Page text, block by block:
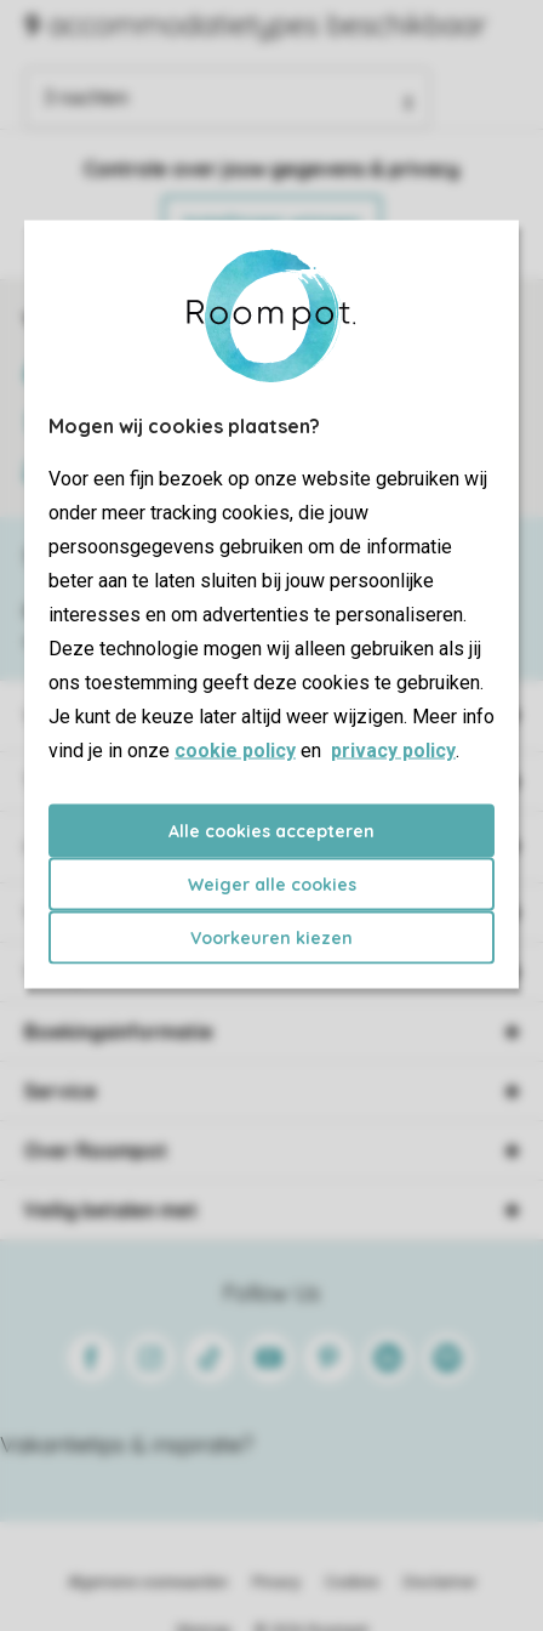
Mogen wij cookies plaatsen?
Voor een fijn bezoek op onze website gebruiken wij
onder meer tracking cookies, die jouw
persoonsgegevens gebruiken om de informatie
beter aan te laten sluiten bij jouw persoonlijke
interesses en om advertenties te personaliseren.
Deze technologie mogen wij alleen gebruiken als jij
ons toestemming geeft deze cookies te gebruiken.
Je kunt de keuze later altijd weer wijzigen. Meer info
vind je in onze cookie policy en privacy policy.
Alle cookies accepteren
Weiger alle cookies
Voorkeuren kiezen
Controle over jouw gegevens & privacy
Instellingen wijzigen
Veilig en snel online boeken
Veilige gegevensoverdracht
Veilige betaling
Vakantieparken
Campings
Vakantieverblijf
Verblijf
Service & contact
Bekijk deveelgestelde vragenof neem
contact op met het Contact Center .
Follow Us
FacebookInstagram
Tiktok Youtube PinterestLinkedinSpotify
Vakantietips & inspiratie?
Boekingsinformatie
Service
Over Roompot
Veilig betalen met